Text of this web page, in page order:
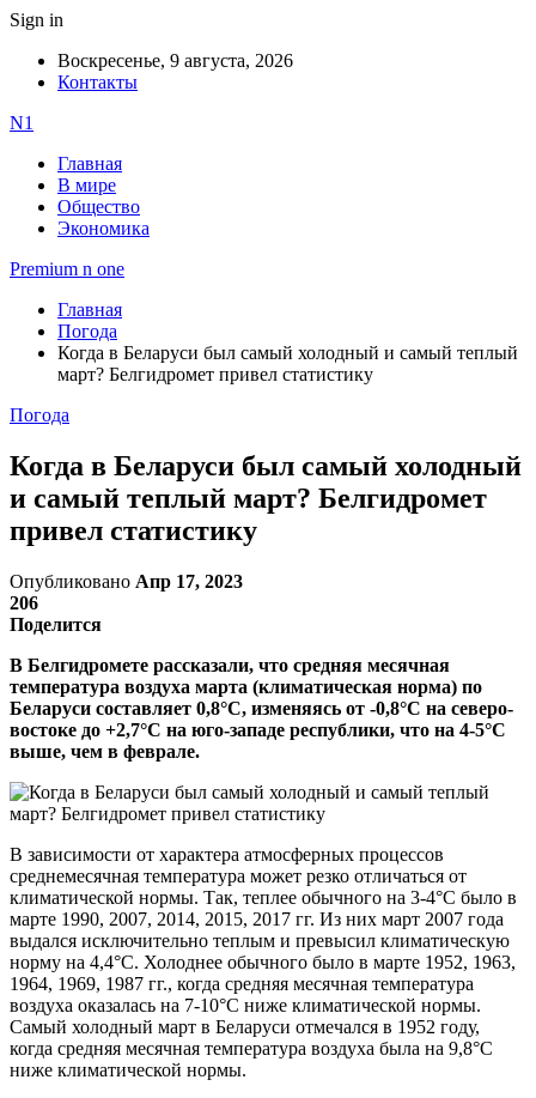
Sign in
Воскресенье, 9 августа, 2026
Контакты
N1
Главная
В мире
Общество
Экономика
Premium n one
Главная
Погода
Когда в Беларуси был самый холодный и самый теплый
март? Белгидромет привел статистику
Погода
Когда в Беларуси был самый холодный
и самый теплый март? Белгидромет
привел статистику
Опубликовано Апр 17, 2023
206
Поделится
В Белгидромете рассказали, что средняя месячная
температура воздуха марта (климатическая норма) по
Беларуси составляет 0,8°С, изменяясь от -0,8°С на северо-
востоке до +2,7°С на юго-западе республики, что на 4-5°С
выше, чем в феврале.
В зависимости от характера атмосферных процессов
среднемесячная температура может резко отличаться от
климатической нормы. Так, теплее обычного на 3-4°С было в
марте 1990, 2007, 2014, 2015, 2017 гг. Из них март 2007 года
выдался исключительно теплым и превысил климатическую
норму на 4,4°С. Холоднее обычного было в марте 1952, 1963,
1964, 1969, 1987 гг., когда средняя месячная температура
воздуха оказалась на 7-10°С ниже климатической нормы.
Самый холодный март в Беларуси отмечался в 1952 году,
когда средняя месячная температура воздуха была на 9,8°С
ниже климатической нормы.